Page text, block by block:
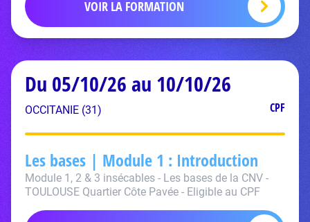
VOIR LA FORMATION
Du 05/10/26 au 10/10/26
OCCITANIE (31) CPF
Les bases | Module 1 : Introduction
Module 1, 2 & 3 insécables - Les bases de la CNV -
TOULOUSE Quartier Côte Pavée - Eligible au CPF